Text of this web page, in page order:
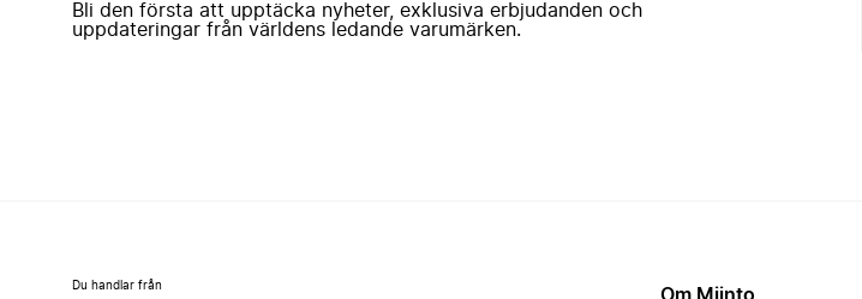
Bli den första att upptäcka nyheter, exklusiva erbjudanden och
uppdateringar från världens ledande varumärken.
Du handlar från